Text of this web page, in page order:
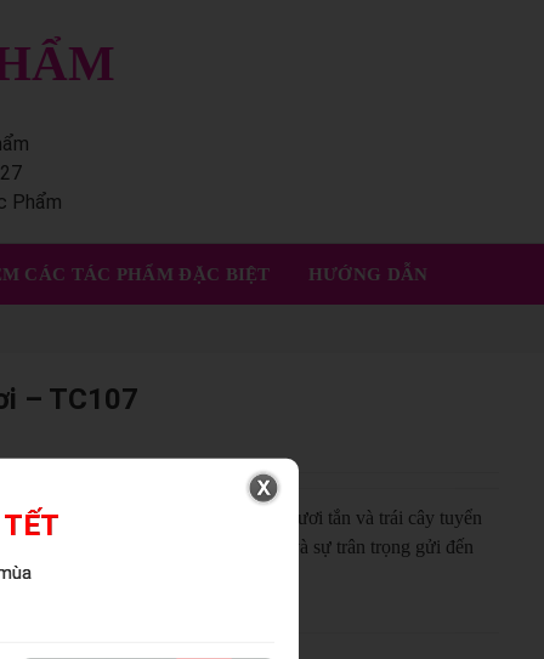
Phẩm
CÁC TÁC PHẨM ĐẶC BIỆT HƯỚNG DẪN
– TC107
vừa ý nghĩa, nổi bật với sắc hoa tươi tắn và trái cây tuyển
thay lời chúc sức khỏe, niềm vui và sự trân trọng gửi đến